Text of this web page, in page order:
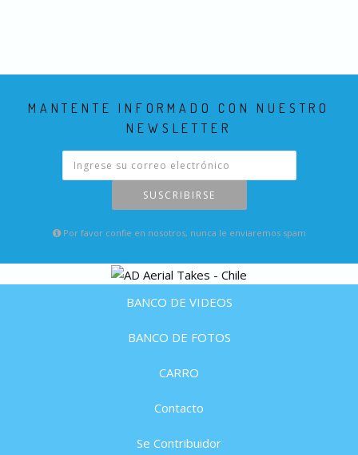
MANTENTE INFORMADO CON NUESTRO
NEWSLETTER
SUSCRIBIRSE
Por favor confie en nosotros, nunca le enviaremos spam
BANCO DE VIDEOS
BANCO DE FOTOS
CARRO
Contacto
Se Contribuidor